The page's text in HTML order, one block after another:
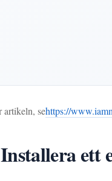
artikeln, sehttps://
ett